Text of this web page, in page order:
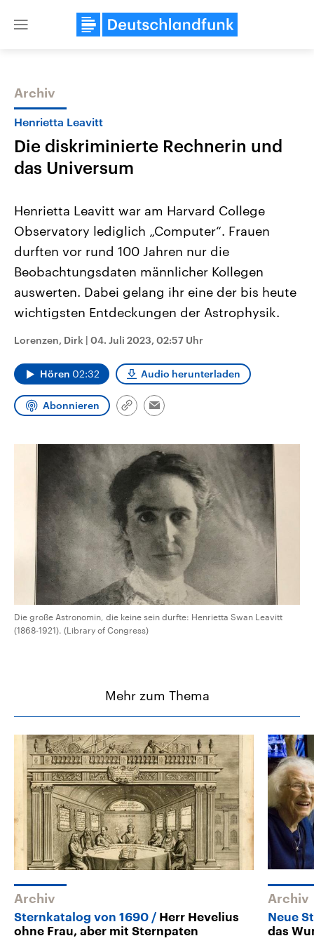
Close
Themen
Landtagswahl Sachsen-Anhalt
2026
Alle Informationen
Sachsen-Anhalt wählt am 6.
September 2026 einen neuen
Landtag. Seit 2021 wird das
Bundesland von einer Koalition aus
CDU, SPD und FDP regiert.-
Umfragen, Prognosen,
Wahlprogramme, aktuelle Berichte
und Kandidaten der anstehenden
Wahl.
Aktuelle Beiträge,
Hintergründe
Wirtschaftlich und
gehören die Vereinigten
den mächtigsten Ländern
mit großem Einfluss auf
aktuelle Weltgeschehen.
Archiv
Henrietta Leavitt
Die diskriminierte Rechnerin und
das Universum
Henrietta Leavitt war am Harvard College
Observatory lediglich „Computer“. Frauen
durften vor rund 100 Jahren nur die
Beobachtungsdaten männlicher Kollegen
auswerten. Dabei gelang ihr eine der bis heute
wichtigsten Entdeckungen der Astrophysik.
Lorenzen, Dirk | 04. Juli 2023, 02:57 Uhr
Hören 02:32 Audio herunterladen
Abonnieren
Link
Email
Die große Astronomin, die keine sein durfte: Henrietta Swan Leavitt
(1868-1921). (Library of Congress)
Mehr zum Thema
Archiv
Sternkatalog von 1690
Herr Hevelius
ohne Frau, aber mit Sternpaten
Archiv
Neue
das